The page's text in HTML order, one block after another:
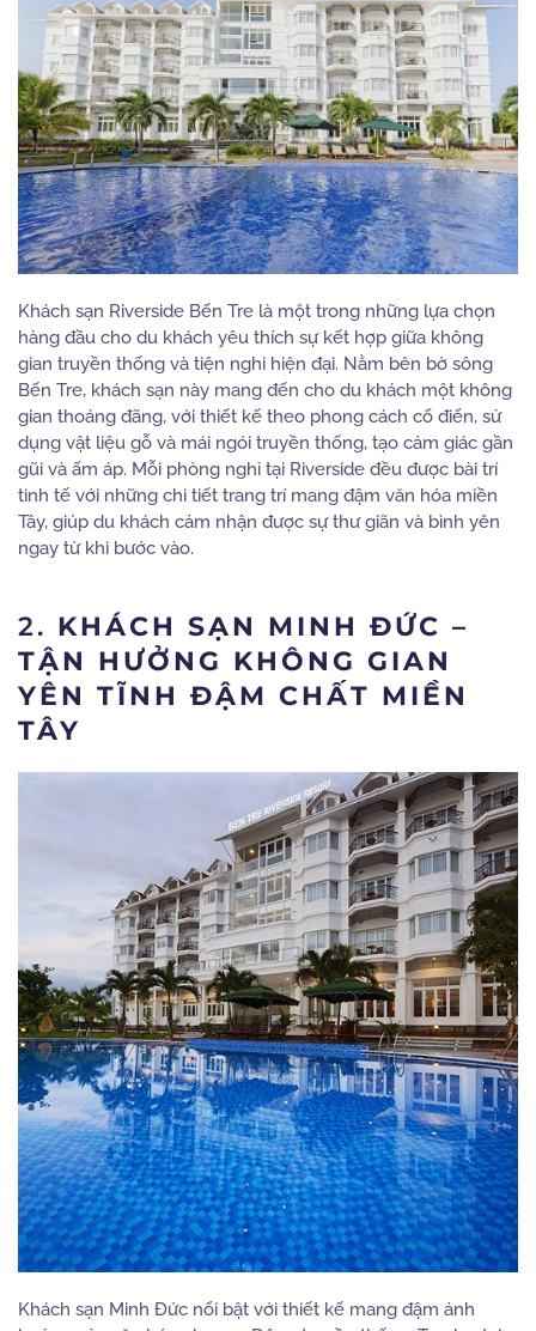
Khách sạn Riverside Bến Tre là một trong những lựa chọn
hàng đầu cho du khách yêu thích sự kết hợp giữa không
gian truyền thống và tiện nghi hiện đại. Nằm bên bờ sông
Bến Tre, khách sạn này mang đến cho du khách một không
gian thoáng đãng, với thiết kế theo phong cách cổ điển, sử
dụng vật liệu gỗ và mái ngói truyền thống, tạo cảm giác gần
gũi và ấm áp. Mỗi phòng nghỉ tại Riverside đều được bài trí
tinh tế với những chi tiết trang trí mang đậm văn hóa miền
Tây, giúp du khách cảm nhận được sự thư giãn và bình yên
ngay từ khi bước vào.
2. KHÁCH SẠN MINH ĐỨC –
TẬN HƯỞNG KHÔNG GIAN
YÊN TĨNH ĐẬM CHẤT MIỀN
TÂY
Khách sạn Minh Đức nổi bật với thiết kế mang đậm ảnh